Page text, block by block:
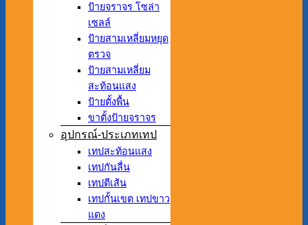
ป้ายจราจร โซล่า
เซลล์
ป้ายสามเหลี่ยมหยุด
ตรวจ
ป้ายสามเหลี่ยม
สะท้อนแสง
ป้ายตั้งพื้น
ขาตั้งป้ายจราจร
อุปกรณ์-ประเภทเทป
เทปสะท้อนแสง
เทปกันลื่น
เทปตีเส้น
เทปกั้นเขต เทปขาว
แดง